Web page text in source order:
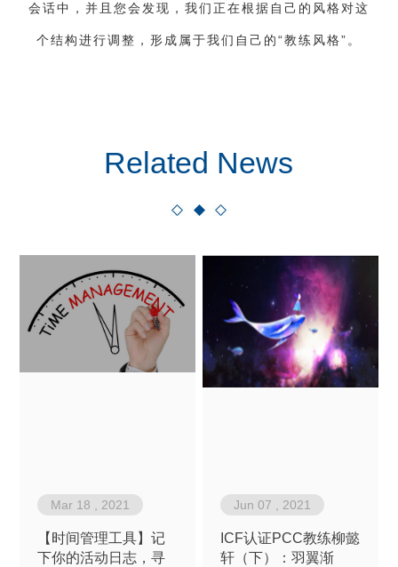
会话中，并且您会发现，我们正在根据自己的风格对这
个结构进行调整，形成属于我们自己的“教练风格”。
Related News
Mar 18 , 2021
【时间管理工具】记
下你的活动日志，寻
Jun 07 , 2021
ICF认证PCC教练柳懿
轩（下）：羽翼渐